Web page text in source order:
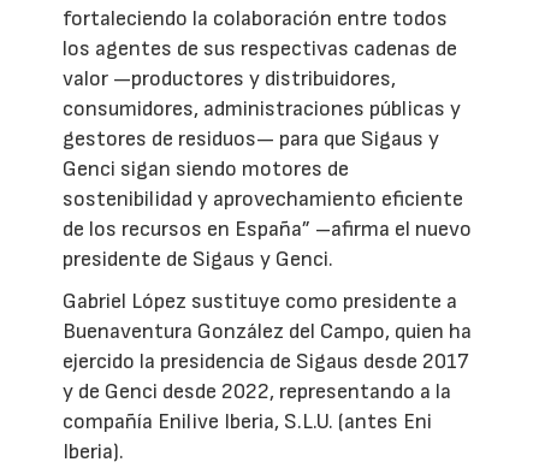
fortaleciendo la colaboración entre todos
los agentes de sus respectivas cadenas de
valor —productores y distribuidores,
consumidores, administraciones públicas y
gestores de residuos— para que Sigaus y
Genci sigan siendo motores de
sostenibilidad y aprovechamiento eficiente
de los recursos en España” –afirma el nuevo
presidente de Sigaus y Genci.
Gabriel López sustituye como presidente a
Buenaventura González del Campo, quien ha
ejercido la presidencia de Sigaus desde 2017
y de Genci desde 2022, representando a la
compañía Enilive Iberia, S.L.U. (antes Eni
Iberia).